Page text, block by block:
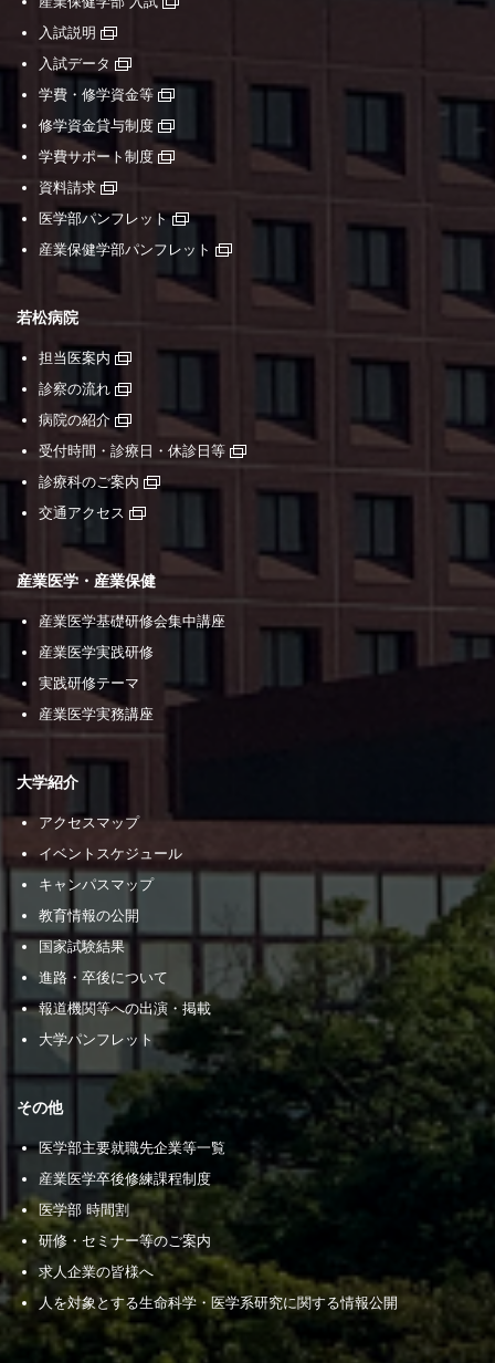
入試説明
入試データ
学費・修学資金等
修学資金貸与制度
学費サポート制度
資料請求
医学部パンフレット
産業保健学部パンフレット
若松病院
担当医案内
診察の流れ
病院の紹介
受付時間・診療日・休診日等
診療科のご案内
交通アクセス
産業医学・産業保健
産業医学基礎研修会集中講座
産業医学実践研修
実践研修テーマ
産業医学実務講座
大学紹介
アクセスマップ
イベントスケジュール
キャンパスマップ
教育情報の公開
国家試験結果
進路・卒後について
報道機関等への出演・掲載
大学パンフレット
その他
医学部主要就職先企業等一覧
産業医学卒後修練課程制度
医学部 時間割
研修・セミナー等のご案内
求人企業の皆様へ
人を対象とする生命科学・医学系研究に関する情報公開